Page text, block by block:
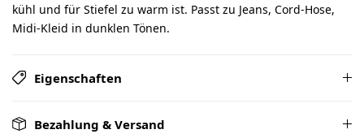
kühl und für Stiefel zu warm ist. Passt zu Jeans, Cord-Hose,
Midi-Kleid in dunklen Tönen.
Eigenschaften
Bezahlung & Versand